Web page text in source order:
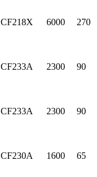
CF218X 6000 270
CF233A 2300 90
CF233A 2300 90
CF230A 1600 65